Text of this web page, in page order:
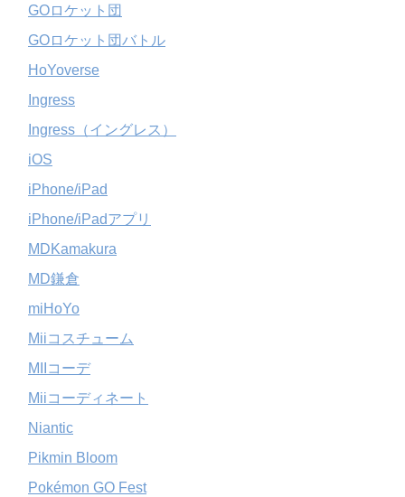
GOロケット団
GOロケット団バトル
HoYoverse
Ingress
Ingress（イングレス）
iOS
iPhone/iPad
iPhone/iPadアプリ
MDKamakura
MD鎌倉
miHoYo
Miiコスチューム
MIIコーデ
Miiコーディネート
Niantic
Pikmin Bloom
Pokémon GO Fest